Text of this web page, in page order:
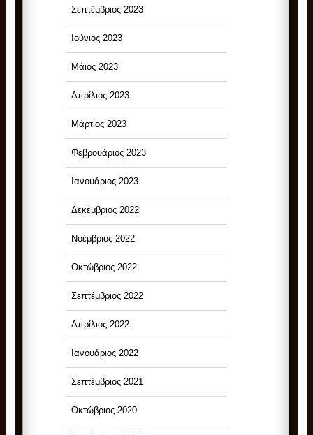
Σεπτέμβριος 2023
Ιούνιος 2023
Μάιος 2023
Απρίλιος 2023
Μάρτιος 2023
Φεβρουάριος 2023
Ιανουάριος 2023
Δεκέμβριος 2022
Νοέμβριος 2022
Οκτώβριος 2022
Σεπτέμβριος 2022
Απρίλιος 2022
Ιανουάριος 2022
Σεπτέμβριος 2021
Οκτώβριος 2020